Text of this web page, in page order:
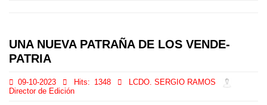
UNA NUEVA PATRAÑA DE LOS VENDE-
PATRIA
09-10-2023 Hits: 1348
LCDO. SERGIO RAMOS
Director de Edición